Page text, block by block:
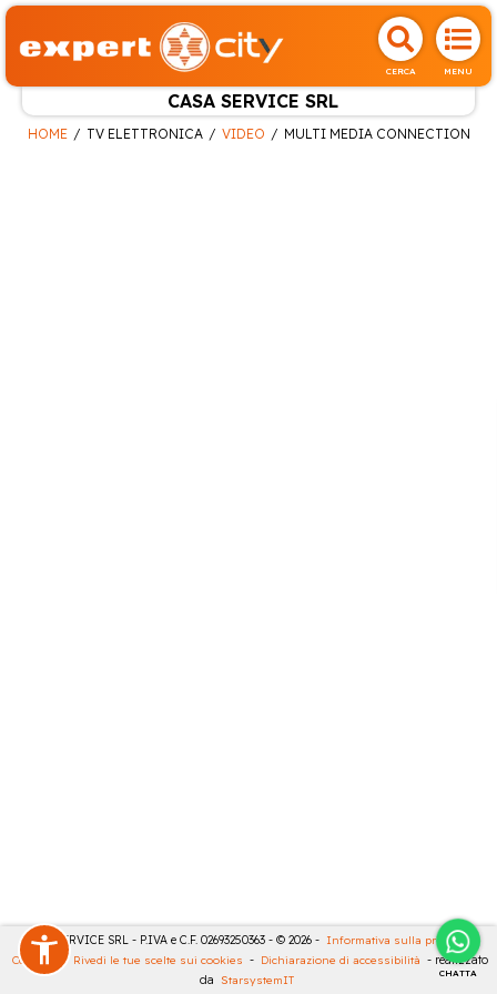
CERCA MENU
CASA SERVICE SRL
CHATTA
HOME TV ELETTRONICA VIDEO MULTI MEDIA CONNECTION
CASA SERVICE SRL - P.IVA e C.F. 02693250363 - © 2026 - Informativa sulla privacy -
Cookies
- Rivedi le tue scelte sui cookies - Dichiarazione di accessibilità - realizzato
da StarsystemIT